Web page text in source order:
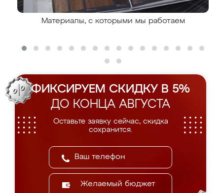
Материалы, с которыми мы работаем
ФИКСИРУЕМ СКИДКУ В 5%
ДО КОНЦА АВГУСТА
Оставьте заявку сейчас, скидка
сохранится.
Желаемый бюджет